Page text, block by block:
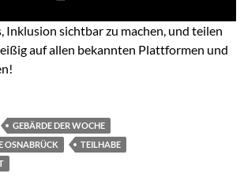
Inklusion sichtbar zu machen, und teilen
auf allen bekannten Plattformen und
GEBÄRDE DER WOCHE
OSNABRÜCK
TEILHABE